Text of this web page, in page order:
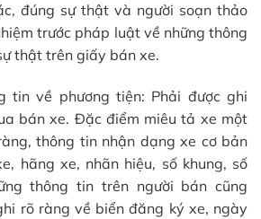
đúng sự thật và người soạn thảo
trước pháp luật về những thông
thật trên giấy bán xe.
tin về phương tiện: Phải được ghi
bán xe. Đặc điểm miêu tả xe một
thông tin nhận dạng xe cơ bản
hãng xe, nhãn hiệu, số khung, số
thông tin trên người bán cũng
rõ ràng về biển đăng ký xe, ngày